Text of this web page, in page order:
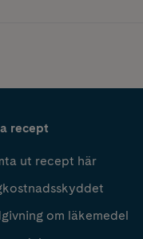
recept
ut recept här
om läkemedel